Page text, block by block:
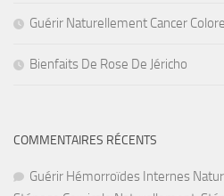
Guérir Naturellement Cancer
Bienfaits De Rose De Jéricho
COMMENTAIRES RÉCENTS
Guérir Hémorroïdes Internes